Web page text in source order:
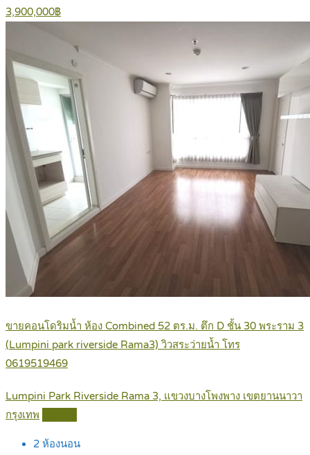
3,900,000฿
ขายคอนโดริมน้ำ ห้อง Combined 52 ตร.ม. ตึก D ชั้น 30 พระราม 3
(Lumpini park riverside Rama3) วิวสระว่ายน้ำ โทร
0619519469
Lumpini Park Riverside Rama 3, แขวงบางโพงพาง เขตยานนาวา
กรุงเทพ
2 ห้องนอน